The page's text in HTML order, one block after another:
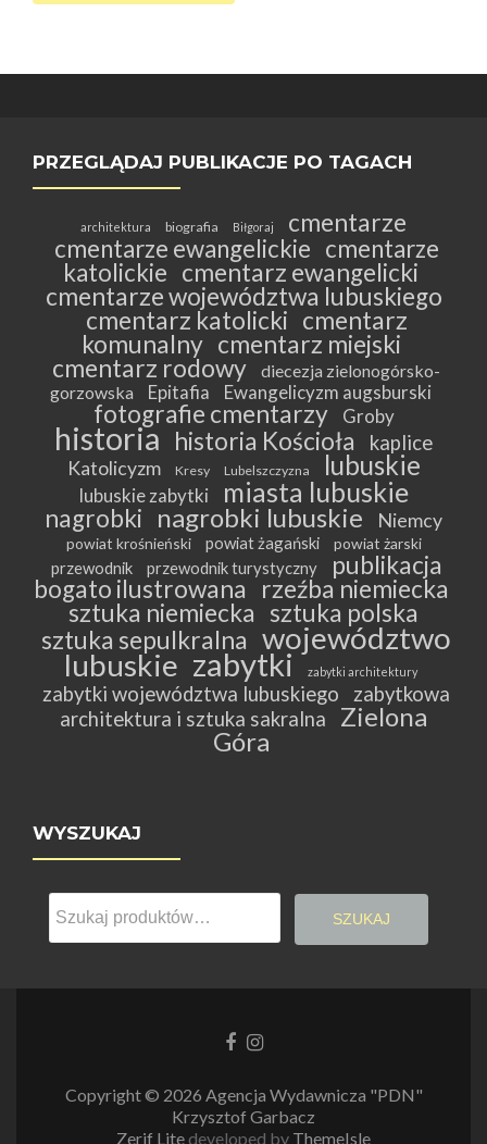
PRZEGLĄDAJ PUBLIKACJE PO TAGACH
architektura biografia Biłgoraj
cmentarze
cmentarze ewangelickie cmentarze
katolickie cmentarz ewangelicki
cmentarze województwa lubuskiego
cmentarz katolicki cmentarz
komunalny cmentarz miejski
cmentarz rodowy
diecezja zielonogórsko-
gorzowska
Epitafia Ewangelicyzm augsburski
fotografie cmentarzy Groby
historia historia Kościoła kaplice
Katolicyzm Kresy Lubelszczyzna lubuskie
lubuskie zabytki miasta lubuskie
nagrobki nagrobki lubuskie Niemcy
powiat krośnieński powiat żagański powiat żarski
przewodnik przewodnik turystyczny
publikacja
bogato ilustrowana
rzeźba niemiecka
sztuka niemiecka sztuka polska
sztuka sepulkralna województwo
lubuskie zabytki zabytki architektury
zabytki województwa lubuskiego
zabytkowa
architektura i sztuka sakralna
Zielona
Góra
WYSZUKAJ
Szukaj:
SZUKAJ
LinkLink
Copyright © 2026 Agencja Wydawnicza "PDN"
Krzysztof Garbacz
Zerif Lite developed by ThemeIsle